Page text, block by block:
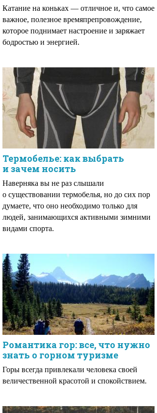
Катание на коньках — отличное и, что самое
важное, полезное времяпрепровождение,
которое поднимает настроение и заряжает
бодростью и энергией.
Термобелье: как выбрать
и зачем носить
Наверняка вы не раз слышали
о существовании термобелья, но до сих пор
думаете, что оно необходимо только для
людей, занимающихся активными зимними
видами спорта.
Романтика гор: все, что нужно
знать о горном туризме
Горы всегда привлекали человека своей
величественной красотой и спокойствием.